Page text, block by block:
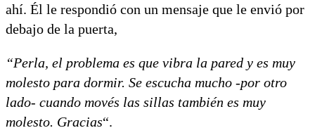
ahí. Él le respondió con un mensaje que le envió por
debajo de la puerta,
“Perla, el problema es que vibra la pared y es muy
molesto para dormir. Se escucha mucho -por otro
lado- cuando movés las sillas también es muy
molesto. Gracias“.